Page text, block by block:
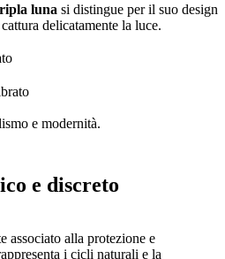
luna si distingue per il suo design
delicatamente la luce.
e modernità.
e discreto
associato alla protezione e
i cicli naturali e la